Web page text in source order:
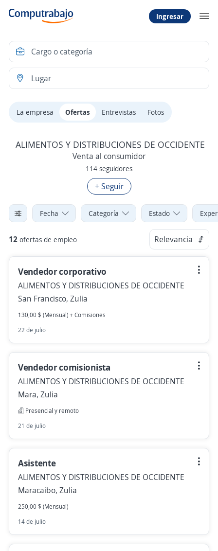
Ingresar
La empresa Ofertas Entrevistas Fotos
ALIMENTOS Y DISTRIBUCIONES DE OCCIDENTE
Venta al consumidor
114 seguidores
+ Seguir
Fecha Categoría Estado
12 ofertas de empleo Relevancia
Vendedor corporativo
ALIMENTOS Y DISTRIBUCIONES DE OCCIDENTE
San Francisco, Zulia
130,00 $ (Mensual) + Comisiones
22 de julio
Vendedor comisionista
ALIMENTOS Y DISTRIBUCIONES DE OCCIDENTE
Mara, Zulia
Presencial y remoto
21 de julio
Asistente
ALIMENTOS Y DISTRIBUCIONES DE OCCIDENTE
Maracaibo, Zulia
250,00 $ (Mensual)
14 de julio